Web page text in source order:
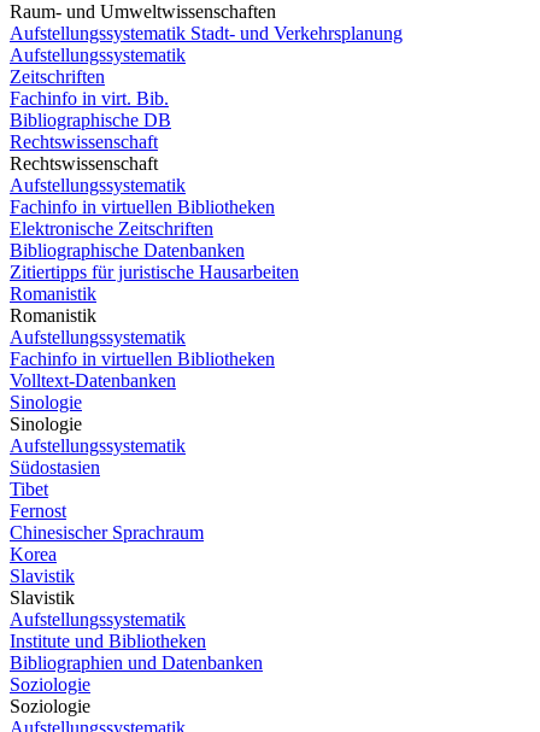
Raum- und Umweltwissenschaften
Aufstellungssystematik Stadt- und Verkehrsplanung
Aufstellungssystematik
Zeitschriften
Fachinfo in virt. Bib.
Bibliographische DB
Rechtswissenschaft
Rechtswissenschaft
Aufstellungssystematik
Fachinfo in virtuellen Bibliotheken
Elektronische Zeitschriften
Bibliographische Datenbanken
Zitiertipps für juristische Hausarbeiten
Romanistik
Romanistik
Aufstellungssystematik
Fachinfo in virtuellen Bibliotheken
Volltext-Datenbanken
Sinologie
Sinologie
Aufstellungssystematik
Südostasien
Tibet
Fernost
Chinesischer Sprachraum
Korea
Slavistik
Slavistik
Aufstellungssystematik
Institute und Bibliotheken
Bibliographien und Datenbanken
Soziologie
Soziologie
Aufstellungssystematik